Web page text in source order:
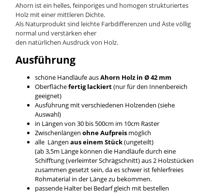
Ahorn ist ein helles, feinporiges und homogen strukturiertes
Holz mit einer mittleren Dichte.
Als Naturprodukt sind leichte Farbdifferenzen und Äste völlig
normal und verstärken eher
den natürlichen Ausdruck von Holz.
Ausführung
schöne Handläufe ausAhorn Holz in Ø 42 mm
Oberflächefertig lackiert(nur für den Innenbereich
geeignet)
Ausführung mit verschiedenen Holzenden (siehe
Auswahl)
in Längen von 30 bis 500cm im 10cm Raster
Zwischenlängen ohne Aufpreis möglich
alle Längen aus einem Stück(ungeteilt)
(ab 3,5m Länge können die Handläufe durch eine
Schifftung (verleimter Schrägschnitt) aus 2 Holzstücken
zusammen gesetzt sein, da es schwer ist fehlerfreies
Rohmaterial in der Länge zu bekommen.
passende Halter bei Bedarf gleich mit bestellen